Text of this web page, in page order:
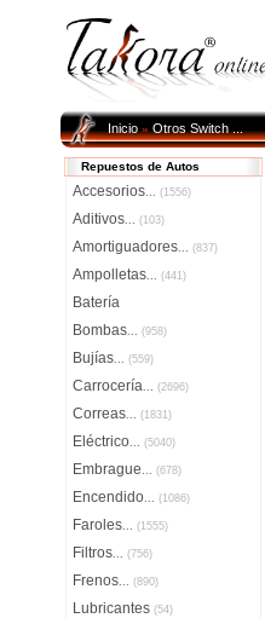
Inicio»Otros Switch ...
Repuestos de Autos
Accesorios... (1556)
Aditivos... (103)
Amortiguadores... (837)
Ampolletas... (441)
Batería
Bombas... (958)
Bujías... (559)
Carrocería... (2696)
Correas... (1831)
Eléctrico... (5040)
Embrague... (678)
Encendido... (1086)
Faroles... (1555)
Filtros... (756)
Frenos... (890)
Lubricantes (54)